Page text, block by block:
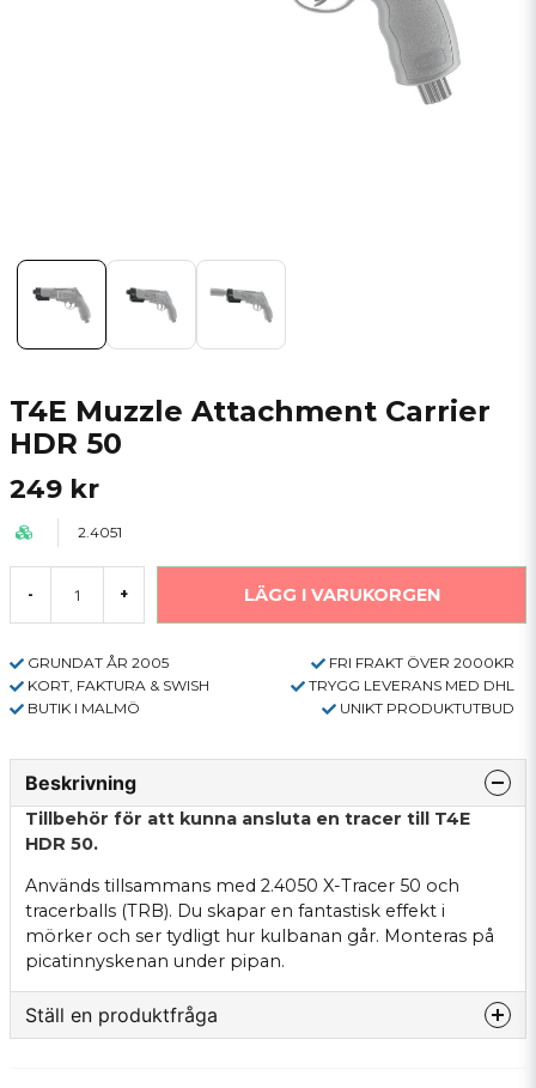
T4E Muzzle Attachment Carrier
HDR 50
249 kr
2.4051
- + LÄGG I VARUKORGEN
GRUNDAT ÅR 2005
FRI FRAKT ÖVER 2000KR
KORT, FAKTURA & SWISH
TRYGG LEVERANS MED DHL
BUTIK I MALMÖ
UNIKT PRODUKTUTBUD
Beskrivning
Tillbehör för att kunna ansluta en tracer till T4E
HDR 50.
Används tillsammans med 2.4050 X-Tracer 50 och
tracerballs (TRB). Du skapar en fantastisk effekt i
mörker och ser tydligt hur kulbanan går. Monteras på
picatinnyskenan under pipan.
Ställ en produktfråga